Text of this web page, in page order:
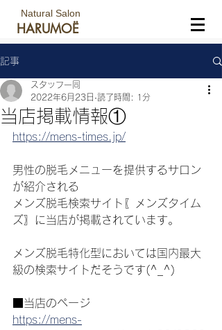
HARUMOË
Natural Salon
記事
当店掲載情報①
スタッフ一同
2022年6月23日 読了時間: 1分
https://mens-times.jp/
男性の脱毛メニューを提供するサロン
が紹介される
メンズ脱毛検索サイト〖メンズタイム
ズ〗に当店が掲載されています。
メンズ脱毛特化型においては国内最大
級の検索サイトだそうです(^_^)
■当店のページ
https://mens-